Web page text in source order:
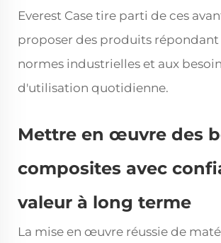
Everest Case tire parti de ces
proposer des produits répondant
normes industrielles et aux
d'utilisation quotidienne.
Mettre en œuvre des
composites avec
valeur à long terme
La mise en œuvre réussie de